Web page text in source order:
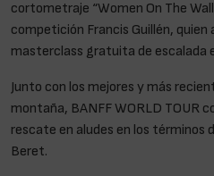
cortometraje “Women On The
competición Francis Guillén, quien
masterclass gratuita de escalada
Junto con los mejores y más
montaña, BANFF WORLD TOUR
rescate en aludes en los términos
Beret.